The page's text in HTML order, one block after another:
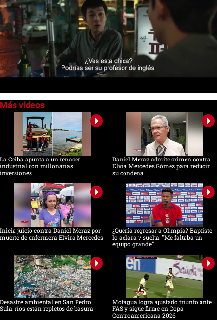
seconds
seconds
La Ceiba apunta a un renacer
industrial con millonarias
inversiones
Daniel Meraz admite crimen contra
Elvia Mercedes Gómez para reducir
su condena
Inicia juicio contra Daniel Meraz por
muerte de enfermera Elvira Mercedes
¿Quería regresar a Olimpia? Baptiste
lo aclara y suelta: "Me faltaba un
equipo grande"
Desastre ambiental en San Pedro
Sula: ríos están repletos de basura
Motagua logra ajustado triunfo ante
FAS y sigue firme en Copa
Centroamericana 2026